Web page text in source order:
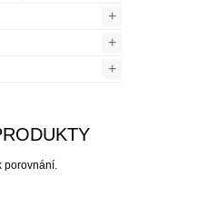
+
+
+
porovnání.